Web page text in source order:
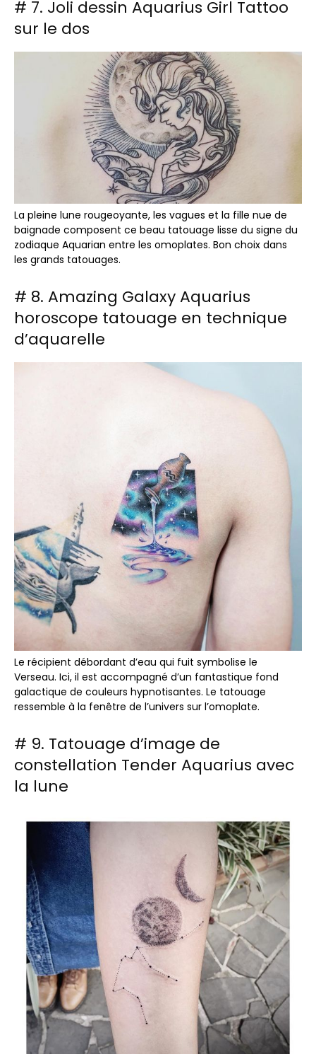
# 7. Joli dessin Aquarius Girl Tattoo
sur le dos
La pleine lune rougeoyante, les vagues et la fille nue de
baignade composent ce beau tatouage lisse du signe du
zodiaque Aquarian entre les omoplates. Bon choix dans
les grands tatouages.
# 8. Amazing Galaxy Aquarius
horoscope tatouage en technique
d’aquarelle
Le récipient débordant d’eau qui fuit symbolise le
Verseau. Ici, il est accompagné d’un fantastique fond
galactique de couleurs hypnotisantes. Le tatouage
ressemble à la fenêtre de l’univers sur l’omoplate.
# 9. Tatouage d’image de
constellation Tender Aquarius avec
la lune